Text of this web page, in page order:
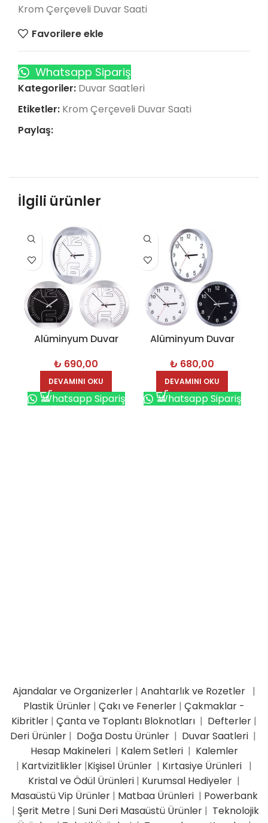
Krom Çerçeveli Duvar Saati
Favorilere ekle
Whatsapp Sipariş
Kategoriler: Duvar Saatleri
Etiketler: Krom Çerçeveli Duvar Saati
Paylaş:
İlgili ürünler
Alüminyum Duvar
₺ 690,00
DEVAMINI OKU
Whatsapp Sipariş
Alüminyum Duvar
3242-S
₺ 680,00
DEVAMINI OKU
Whatsapp Sipariş
Ajandalar ve Organizerler | Anahtarlık ve Rozetler |
Plastik Ürünler | Çakı ve Fenerler | Çakmaklar -
Kibritler | Çanta ve Toplantı Bloknotları | Defterler |
Deri Ürünler| Doğa Dostu Ürünler | Duvar Saatleri |
Hesap Makineleri| Kalem Setleri| Kalemler
| Kartvizitlikler |Kişisel Ürünler | Kırtasiye Ürünleri |
Kristal ve Ödül Ürünleri | Kurumsal Hediyeler |
Masaüstü Vip Ürünler| Matbaa Ürünleri| Powerbank
| Şerit Metre| Suni Deri Masaüstü Ürünler| Teknolojik